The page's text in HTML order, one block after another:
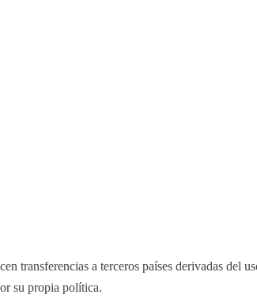
transferencias a terceros países derivadas del
su propia política.